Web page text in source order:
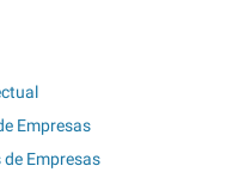
Empresas
Empresas